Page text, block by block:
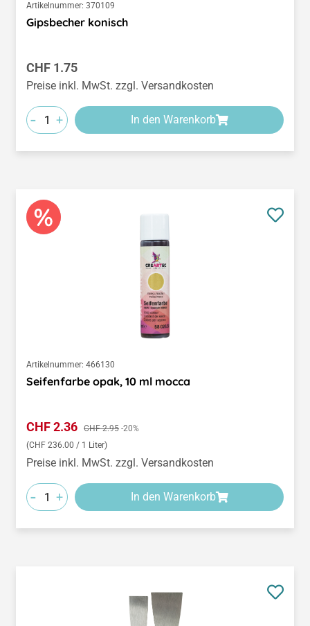
Artikelnummer: 370109
Gipsbecher konisch
Regulärer Preis:
CHF 1.75
Preise inkl. MwSt. zzgl. Versandkosten
- + In den Warenkorb
Artikelnummer: 466130
Seifenfarbe opak, 10 ml mocca
Verkaufspreis:
CHF 2.36 Regulärer Preis:
CHF 2.95 -20%
(CHF 236.00 / 1 Liter)
Preise inkl. MwSt. zzgl. Versandkosten
- + In den Warenkorb